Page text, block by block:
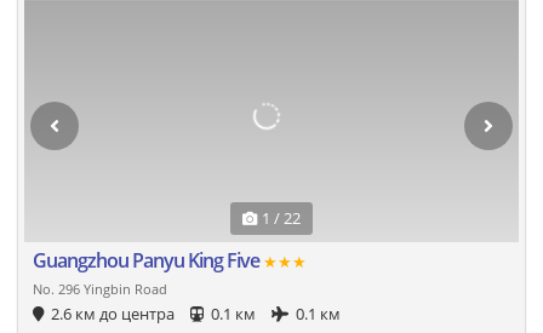
1 / 22
Guangzhou Panyu King Five★★★
No. 296 Yingbin Road
2.6 км до центра 0.1 км
0.1 км